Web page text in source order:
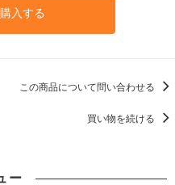
入する
この商品について問い合わせる
買い物を続ける
ー